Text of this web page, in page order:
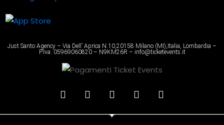
Just Santo Agency – Via Dell’ Aprica N.10,20158 Milano (MI),Italia, Lombardia –
P.Iva. 05969060820 – N9KM26R – info@ticketevents.it